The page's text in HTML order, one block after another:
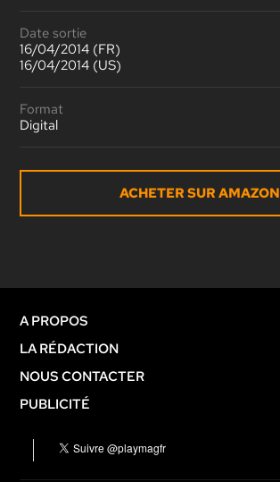
Date sortie
16/04/2014 (FR)
16/04/2014 (US)
Format
Digital
ACHETER SUR AMAZON
A PROPOS
LA RÉDACTION
NOUS CONTACTER
PUBLICITÉ